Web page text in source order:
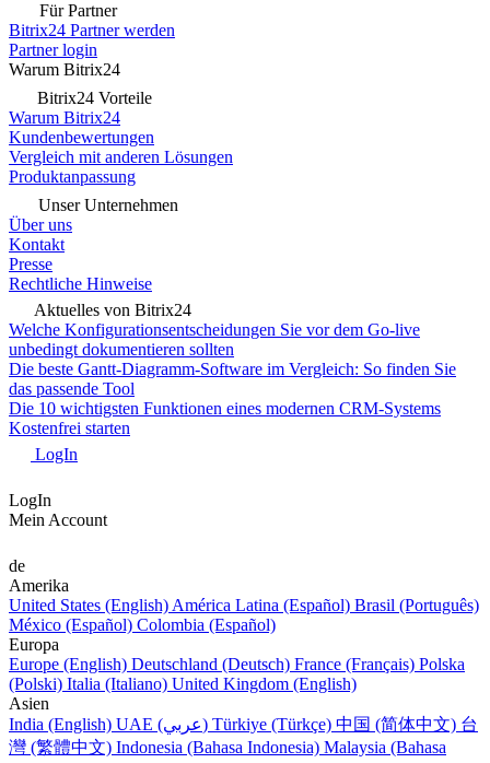
Für Partner
Bitrix24 Partner werden
Partner login
Warum Bitrix24
Bitrix24 Vorteile
Warum Bitrix24
Kundenbewertungen
Vergleich mit anderen Lösungen
Produktanpassung
Unser Unternehmen
Über uns
Kontakt
Presse
Rechtliche Hinweise
Aktuelles von Bitrix24
Welche Konfigurationsentscheidungen Sie vor dem Go-live
unbedingt dokumentieren sollten
Die beste Gantt-Diagramm-Software im Vergleich: So finden Sie
das passende Tool
Die 10 wichtigsten Funktionen eines modernen CRM-Systems
Kostenfrei starten
LogIn
LogIn
Mein Account
de
Amerika
United States (English) América Latina (Español) Brasil (Português)
México (Español) Colombia (Español)
Europa
Europe (English) Deutschland (Deutsch) France (Français) Polska
(Polski) Italia (Italiano) United Kingdom (English)
Asien
India (English)
UAE (عربي) Türkiye (Türkçe) 中国 (简体中文) 台
灣 (繁體中文) Indonesia (Bahasa Indonesia) Malaysia (Bahasa